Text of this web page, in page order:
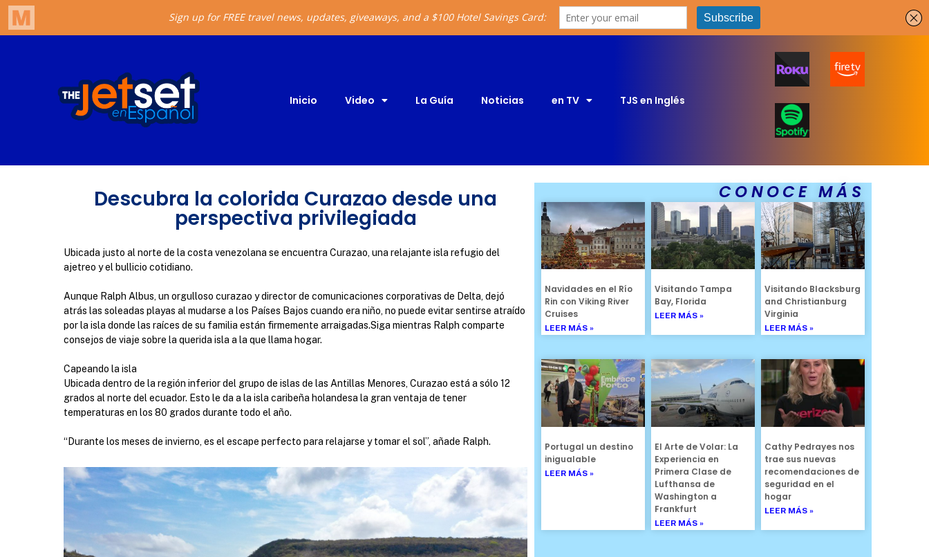
Inicio Video La Guía Noticias en TV TJS en Inglés
Descubra la colorida Curazao desde una
perspectiva privilegiada
Ubicada justo al norte de la costa venezolana se encuentra Curazao, una relajante isla refugio del
ajetreo y el bullicio cotidiano.
Aunque Ralph Albus, un orgulloso curazao y director de comunicaciones corporativas de Delta, dejó
atrás las soleadas playas al mudarse a los Países Bajos cuando era niño, no puede evitar sentirse atraído
por la isla donde las raíces de su familia están firmemente arraigadas.Siga mientras Ralph comparte
consejos de viaje sobre la querida isla a la que llama hogar.
Capeando la isla
Ubicada dentro de la región inferior del grupo de islas de las Antillas Menores, Curazao está a sólo 12
grados al norte del ecuador. Esto le da a la isla caribeña holandesa la gran ventaja de tener
temperaturas en los 80 grados durante todo el año.
“Durante los meses de invierno, es el escape perfecto para relajarse y tomar el sol”, añade Ralph.
CONOCE MÁS
Navidades en el Río
Rin con Viking River
Cruises
LEER MÁS »
Visitando Tampa
Bay, Florida
LEER MÁS »
Visitando Blacksburg
and Christianburg
Virginia
LEER MÁS »
Portugal un destino
inigualable
LEER MÁS »
El Arte de Volar: La
Experiencia en
Primera Clase de
Lufthansa de
Washington a
Frankfurt
LEER MÁS »
Cathy Pedrayes nos
trae sus nuevas
recomendaciones de
seguridad en el
hogar
LEER MÁS »